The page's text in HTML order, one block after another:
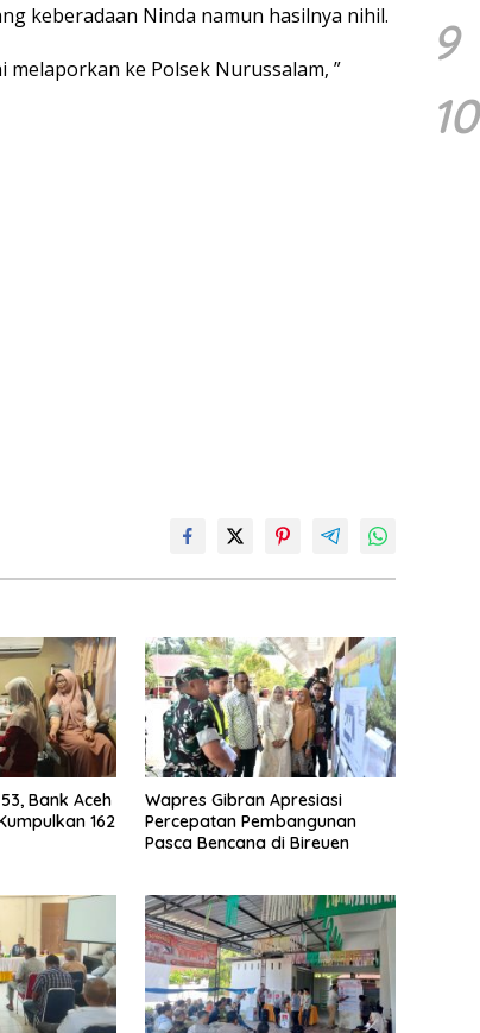
keberadaan Ninda namun hasilnya nihil.
ke Polsek Nurussalam, ”
Bank Aceh
162
Wapres Gibran Apresiasi
Percepatan Pembangunan
Pasca Bencana di Bireuen
9
10